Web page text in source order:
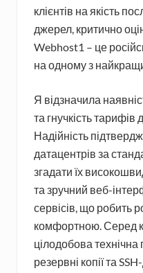
клієнтів на якість
джерел, критично
Webhost1 – це
на одному з
Я відзначила
та гнучкість тарифів
Надійність
датацентрів за
згадати їх
та зручний веб-
сервісів, що робить
комфортною. Серед
цілодобова технічна
резервні копії та